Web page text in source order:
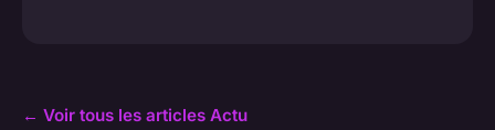
← Voir tous les articles Actu